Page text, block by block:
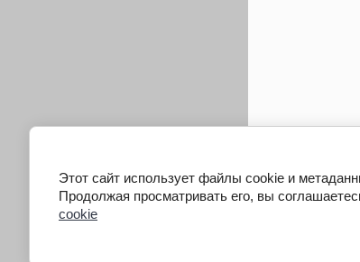
Этот сайт использует файлы cookie и
Продолжая просматривать его, вы
cookie